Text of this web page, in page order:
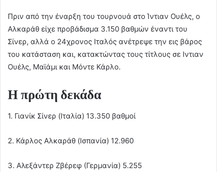
Πριν από την έναρξη του τουρνουά στο Ίντιαν Ουέλς, ο
Αλκαράθ είχε προβάδισμα 3.150 βαθμών έναντι του
Σίνερ, αλλά ο 24χρονος Ιταλός ανέτρεψε την εις βάρος
του κατάσταση και, κατακτώντας τους τίτλους σε Ιντιαν
Ουέλς, Μαϊάμι και Μόντε Κάρλο.
Η πρώτη δεκάδα
1. Γιανίκ Σίνερ (Ιταλία) 13.350 βαθμοί
2. Κάρλος Αλκαράθ (Ισπανία) 12.960
3. Αλεξάντερ Ζβέρεφ (Γερμανία) 5.255